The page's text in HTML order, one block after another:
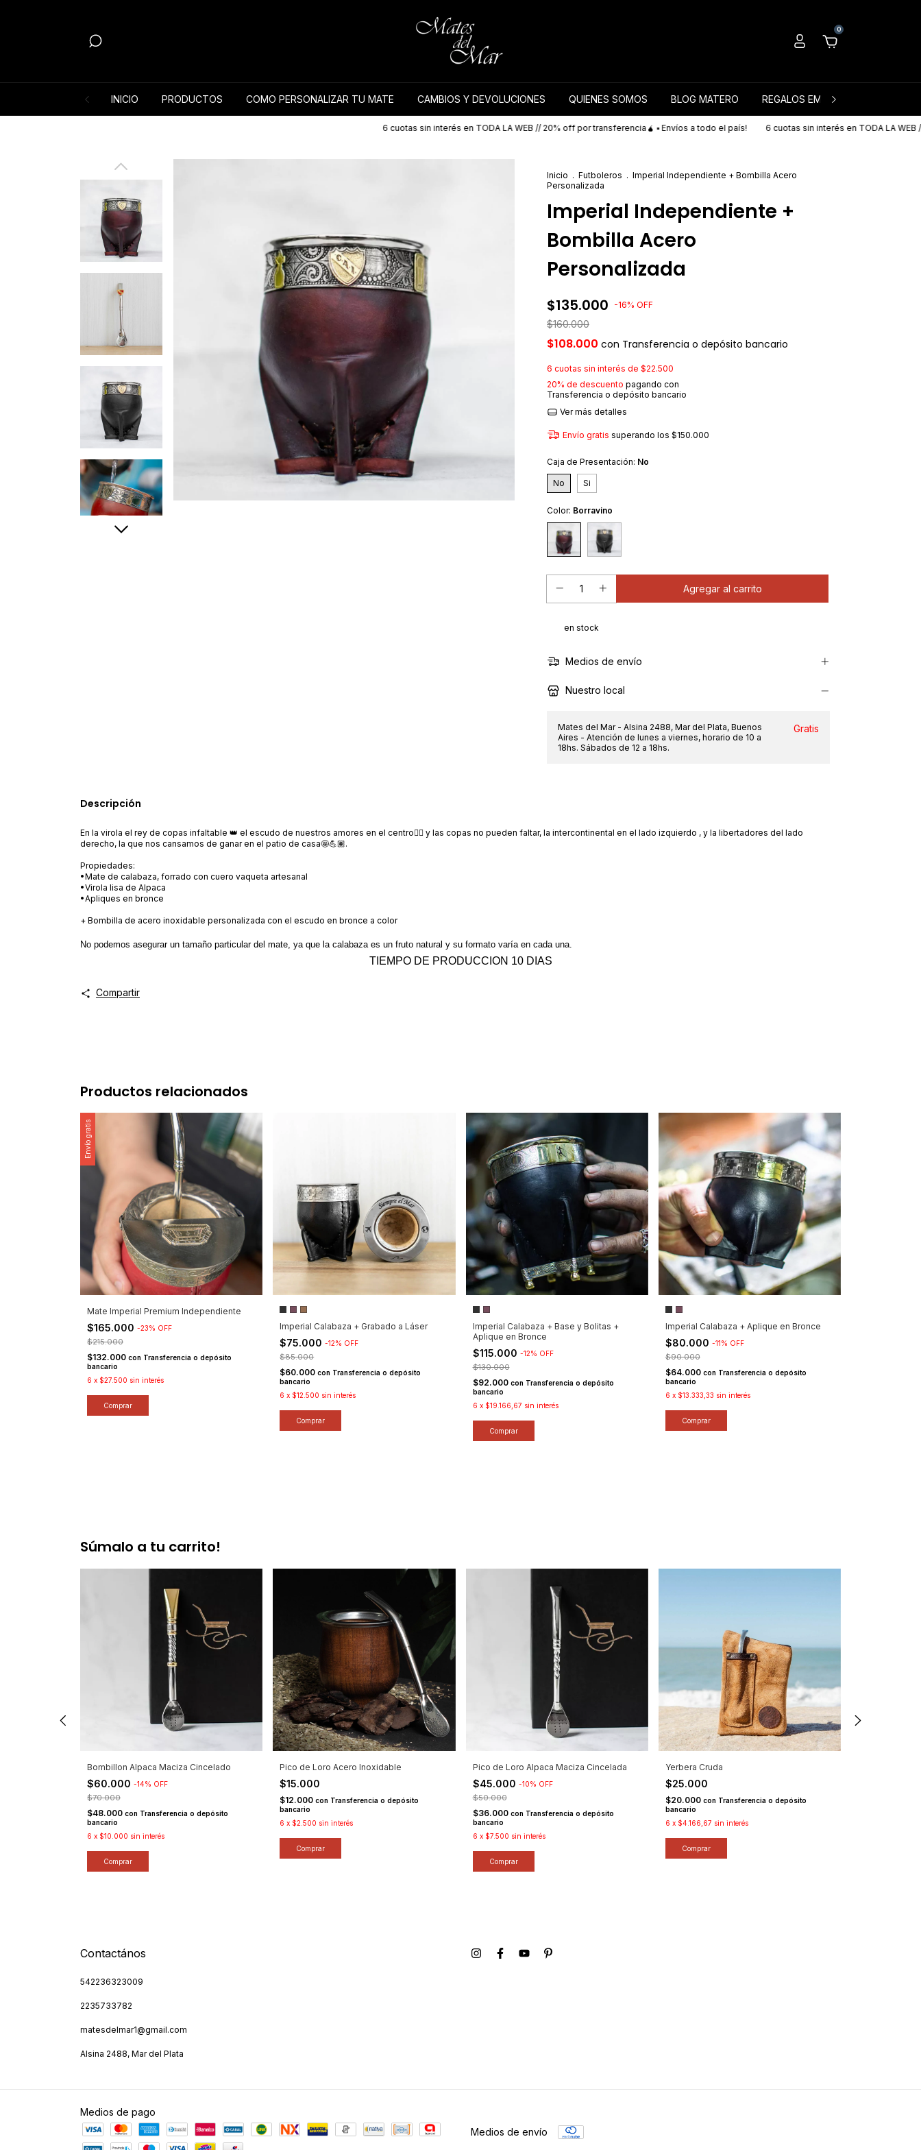
0
INICIO PRODUCTOS COMO PERSONALIZAR TU MATE CAMBIOS Y DEVOLUCIONES QUIENES SOMOS BLOG MATERO REGALOS EMPRESARIALES
6 cuotas sin interés en TODA LA WEB // 20% off por transferencia🧉 ▪ Envíos a todo el país! 6 cuotas sin interés en TODA LA WEB // 20%
Inicio . Futboleros . Imperial Independiente + Bombilla Acero
Personalizada
Imperial Independiente +
Bombilla Acero
Personalizada
$135.000 -16% OFF
$160.000
$108.000 con Transferencia o depósito bancario
6 cuotas sin interés de $22.500
20% de descuento pagando con
Transferencia o depósito bancario
Ver más detalles
Envío gratis superando los $150.000
Caja de Presentación: No
No Si
Color: Borravino
en stock
Medios de envío
Nuestro local
Mates del Mar - Alsina 2488, Mar del Plata, Buenos
Aires - Atención de lunes a viernes, horario de 10 a
18hs. Sábados de 12 a 18hs.
Gratis
Descripción
En la virola el rey de copas infaltable 👑 el escudo de nuestros amores en el centro❤️‍🔥 y las copas no pueden faltar, la intercontinental en el lado izquierdo , y la libertadores del lado
derecho, la que nos cansamos de ganar en el patio de casa🤩💪🏽.
Propiedades:
•Mate de calabaza, forrado con cuero vaqueta artesanal
•Virola lisa de Alpaca
•Apliques en bronce
+ Bombilla de acero inoxidable personalizada con el escudo en bronce a color
No podemos asegurar un tamaño particular del mate, ya que la calabaza es un fruto natural y su formato varía en cada una.
TIEMPO DE PRODUCCION 10 DIAS
Compartir
Productos relacionados
Envío gratis
Mate Imperial Premium Independiente
$165.000 -23% OFF
$215.000
$132.000 con Transferencia o depósito
bancario
6 x $27.500 sin interés
Comprar
Imperial Calabaza + Grabado a Láser
$75.000-12% OFF
$85.000
$60.000con Transferencia o depósito
bancario
6 x $12.500 sin interés
Comprar
Imperial Calabaza + Base y Bolitas +
Aplique en Bronce
$115.000 -12% OFF
$130.000
$92.000 con Transferencia o depósito
bancario
6 x $19.166,67 sin interés
Comprar
Imperial Calabaza + Aplique en Bronce
$80.000 -11 % OFF
$90.000
$64.000 con Transferencia o depósito
bancario
6 x $13.333,33 sin interés
Comprar
Súmalo a tu carrito!
Bombillon Alpaca Maciza Cincelado
$60.000 -14% OFF
$70.000
$48.000 con Transferencia o depósito
bancario
6 x $10.000 sin interés
Pico de Loro Acero Inoxidable
$15.000
$12.000con Transferencia o depósito
bancario
6 x $2.500 sin interés
Pico de Loro Alpaca Maciza Cincelada
$45.000 -10% OFF
$50.000
$36.000 con Transferencia o depósito
bancario
6 x $7.500 sin interés
Yerbera Cruda
$25.000
$20.000 con Transferencia o depósito
bancario
6 x $4.166,67 sin interés
Contactános
542236323009
2235733782
matesdelmar1@gmail.com
Alsina 2488, Mar del Plata
Medios de pago
Medios de envío